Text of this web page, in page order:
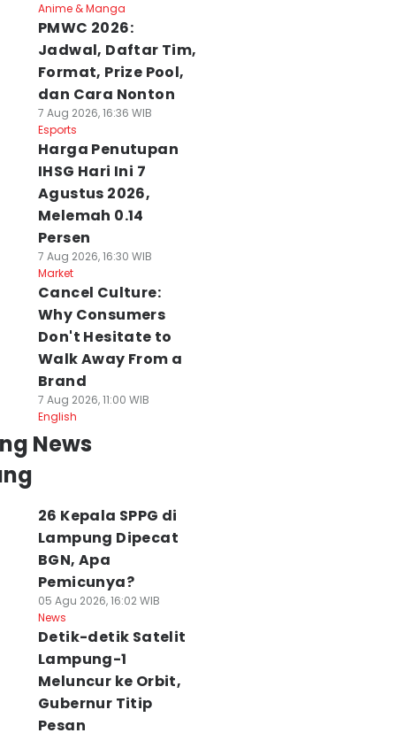
Anime & Manga
PMWC 2026:
Jadwal, Daftar Tim,
Format, Prize Pool,
dan Cara Nonton
7 Aug 2026, 16:36 WIB
Esports
Harga Penutupan
IHSG Hari Ini 7
Agustus 2026,
Melemah 0.14
Persen
7 Aug 2026, 16:30 WIB
Market
Cancel Culture:
Why Consumers
Don't Hesitate to
Walk Away From a
Brand
7 Aug 2026, 11:00 WIB
English
News
26 Kepala SPPG di
Lampung Dipecat
BGN, Apa
Pemicunya?
05 Agu 2026, 16:02 WIB
News
Detik-detik Satelit
Lampung-1
Meluncur ke Orbit,
Gubernur Titip
Pesan